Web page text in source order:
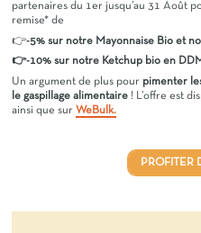
partenaires du 1er jusqu’au 31 Août
remise* de
👉-5% sur notre Mayonnaise Bio et
👉-10% sur notre Ketchup bio en
Un argument de plus pour pimenter
le gaspillage alimentaire ! L’offre est
ainsi que sur WeBulk.
PROFITER